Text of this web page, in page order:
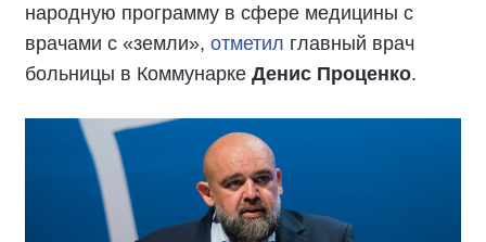
народную программу в сфере медицины с
врачами с «земли», отметил главный врач
больницы в Коммунарке Денис Проценко.